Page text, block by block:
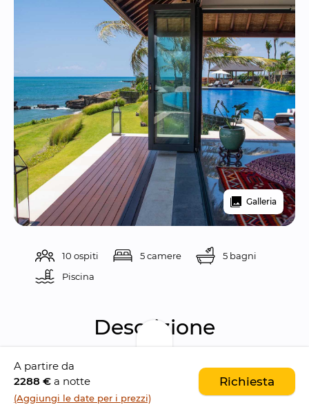
Galleria
10 ospiti 5 camere
5 bagni
Piscina
Descrizione
Tirtha Bayu Villa II è una
spettacolare villa di
lusso con cinque camere da letto
, situata
sulle scogliere della spiaggia di Cemagi
A partire da
2288 € a notte
(Aggiungi le date per i prezzi)
Richiesta